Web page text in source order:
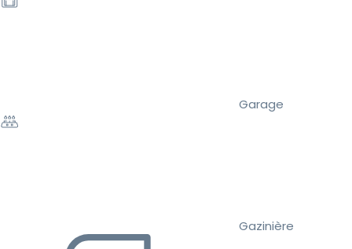
Garage
Gazinière